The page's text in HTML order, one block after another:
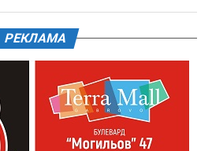
РЕКЛАМА